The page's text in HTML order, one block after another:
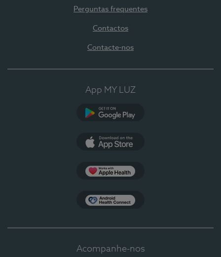
Perguntas frequentes
Contactos
Contacte-nos
App MY LUZ
Acompanhe-nos